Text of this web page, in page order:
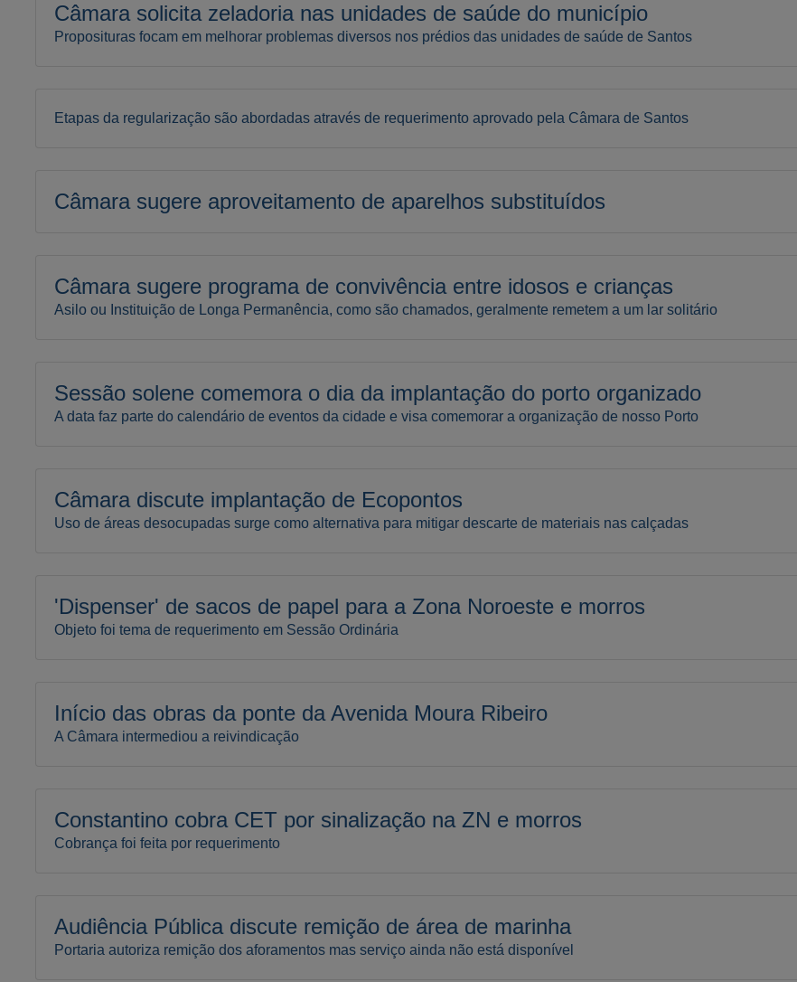
Câmara solicita zeladoria nas unidades de saúde do município
Proposituras focam em melhorar problemas diversos nos prédios das unidades de saúde de Santos
Etapas da regularização são abordadas através de requerimento aprovado pela Câmara de Santos
Câmara sugere aproveitamento de aparelhos substituídos
Câmara sugere programa de convivência entre idosos e crianças
Asilo ou Instituição de Longa Permanência, como são chamados, geralmente remetem a um lar solitário
Sessão solene comemora o dia da implantação do porto organizado
A data faz parte do calendário de eventos da cidade e visa comemorar a organização de nosso Porto
Câmara discute implantação de Ecopontos
Uso de áreas desocupadas surge como alternativa para mitigar descarte de materiais nas calçadas
'Dispenser' de sacos de papel para a Zona Noroeste e morros
Objeto foi tema de requerimento em Sessão Ordinária
Início das obras da ponte da Avenida Moura Ribeiro
A Câmara intermediou a reivindicação
Constantino cobra CET por sinalização na ZN e morros
Cobrança foi feita por requerimento
Audiência Pública discute remição de área de marinha
Portaria autoriza remição dos aforamentos mas serviço ainda não está disponível